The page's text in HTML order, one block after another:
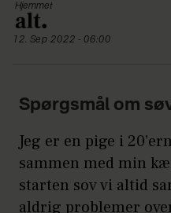
Hjemmet
12. Sep 2022 - 06:00
Spørgsmål om
Jeg er en pige i
sammen med min
starten sov vi altid
aldrig problemer